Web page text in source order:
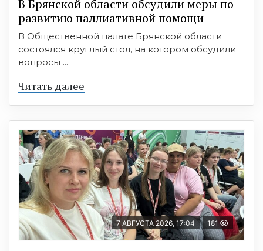
В Брянской области обсудили меры по
развитию паллиативной помощи
В Общественной палате Брянской области
состоялся круглый стол, на котором обсудили
вопросы ...
Читать далее
7 АВГУСТА 2026, 17:04 181